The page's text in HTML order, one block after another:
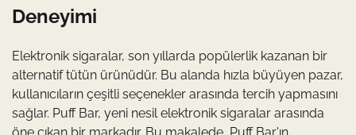
Deneyimi
Elektronik sigaralar, son yıllarda popülerlik kazanan bir
alternatif tütün ürünüdür. Bu alanda hızla büyüyen pazar,
kullanıcıların çeşitli seçenekler arasında tercih yapmasını
sağlar. Puff Bar, yeni nesil elektronik sigaralar arasında